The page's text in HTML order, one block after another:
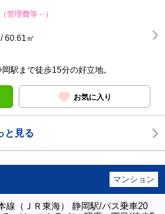
（管理費等－）
60.61㎡
駅まで徒歩15分の好立地。
お気に入り
と見る
マンション
線（ＪＲ東海） 静岡駅/バス乗車20